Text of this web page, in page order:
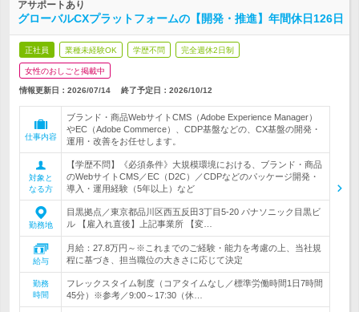
アサポートあり
グローバルCXプラットフォームの【開発・推進】年間休日126日
正社員 業種未経験OK 学歴不問 完全週休2日制
女性のおしごと掲載中
情報更新日：2026/07/14 終了予定日： 2026/10/12
仕事内容
ブランド・商品WebサイトCMS（Adobe Experience Manager）
やEC（Adobe Commerce）、CDP基盤などの、CX基盤の開発・
運用・改善をお任せします。
対象と
なる方
【学歴不問】《必須条件》大規模環境における、ブランド・商品
のWebサイトCMS／EC（D2C）／CDPなどのパッケージ開発・
導入・運用経験（5年以上）など
勤務地
目黒拠点／東京都品川区西五反田3丁目5-20 パナソニック目黒ビ
ル 【雇入れ直後】上記事業所 【変…
給与
月給：27.8万円～※これまでのご経験・能力を考慮の上、当社規
程に基づき、担当職位の大きさに応じて決定
勤務
時間
フレックスタイム制度（コアタイムなし／標準労働時間1日7時間
45分）※参考／9:00～17:30（休…